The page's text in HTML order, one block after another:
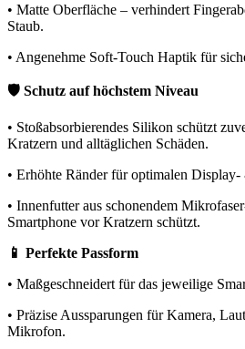
• Matte Oberfläche – verhindert
Staub.
• Angenehme Soft-Touch Haptik für
🛡️ Schutz auf höchstem Niveau
• Stoßabsorbierendes Silikon schützt
Kratzern und alltäglichen Schäden.
• Erhöhte Ränder für optimalen
• Innenfutter aus schonendem
Smartphone vor Kratzern schützt.
📱 Perfekte Passform
• Maßgeschneidert für das jeweilige
• Präzise Aussparungen für Kamera,
Mikrofon.